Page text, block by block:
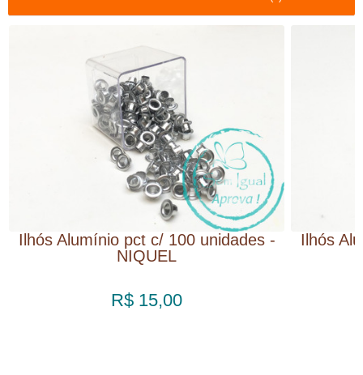
Ilhós Alumínio pct c/ 100 unidades -
NIQUEL
R$ 15,00
Ilhós